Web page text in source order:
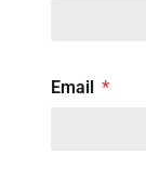
Email